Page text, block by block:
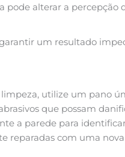
alterar a percepção
um resultado
limpeza, utilize um pano
que possam
a parede para
reparadas com uma